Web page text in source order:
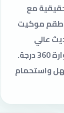
مع
طقم موكيت
عالي
الضغط، ووصلة حنفية دوارة 360 درجة.
واستحمام